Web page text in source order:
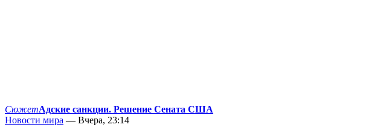
СюжетАдские санкции. Решение Сената США
Новости мира — Вчера, 23:14